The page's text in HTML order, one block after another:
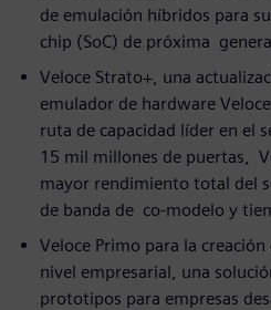
de emulación híbridos para
chip (SoC) de próxima
Veloce Strato+, una
emulador de hardware
ruta de capacidad líder en el
15 mil millones de puertas,
mayor rendimiento total del
de banda de co-modelo y
Veloce Primo para la
nivel empresarial, una
prototipos para empresas